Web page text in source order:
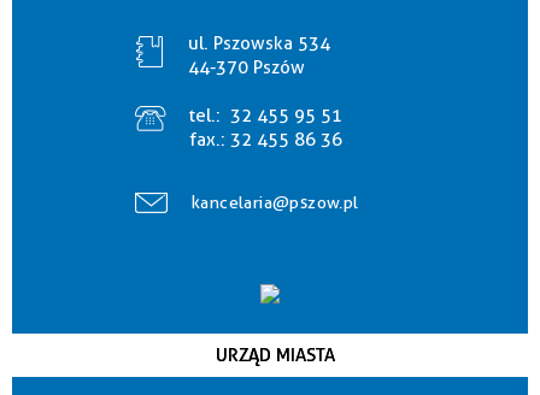
ul. Pszowska 534
44-370 Pszów
tel.: 32 455 95 51
fax.: 32 455 86 36
kancelaria@pszow.pl
URZĄD MIASTA